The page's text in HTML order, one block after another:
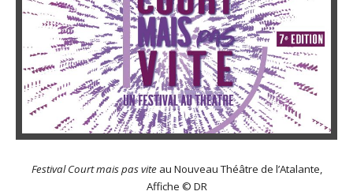
Festival Court mais pas viteau Nouveau Théâtre de l’Atalante,
Affiche © DR